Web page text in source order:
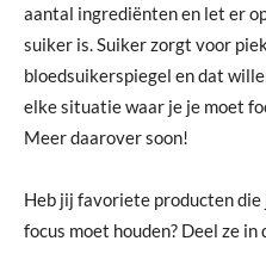
aantal ingrediënten en let er
suiker is. Suiker zorgt voor
bloedsuikerspiegel en dat
elke situatie waar je je moet
Meer daarover soon!
Heb jij favoriete producten
focus moet houden? Deel ze in